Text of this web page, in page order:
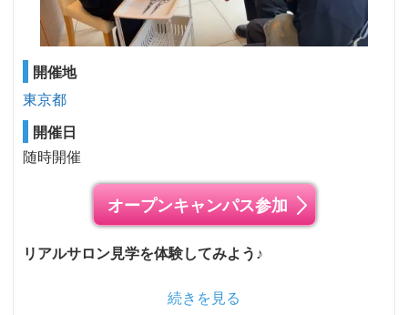
開催地
東京都
開催日
随時開催
オープンキャンパス参加
リアルサロン見学を体験してみよう♪
続きを見る